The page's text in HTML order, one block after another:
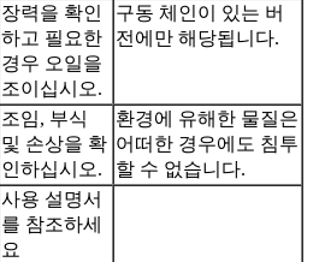
장력을 확인
하고 필요한
경우 오일을
조이십시오.
구동 체인이 있는 버
전에만 해당됩니다.
조임, 부식
및 손상을 확
인하십시오.
환경에 유해한 물질은
어떠한 경우에도 침투
할 수 없습니다.
사용 설명서
를 참조하세
요